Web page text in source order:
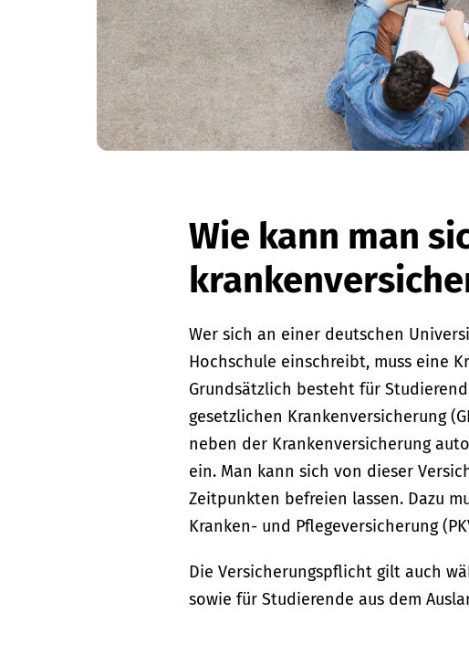
Wie kann man
Wer sich an einer deutschen
Hochschule einschreibt, muss eine
Grundsätzlich besteht für
gesetzlichen Krankenversicherung
neben der Krankenversicherung
ein. Man kann sich von dieser
Zeitpunkten befreien lassen. Dazu
Kranken- und Pflegeversicherung
Die Versicherungspflicht gilt auch
sowie für Studierende aus dem